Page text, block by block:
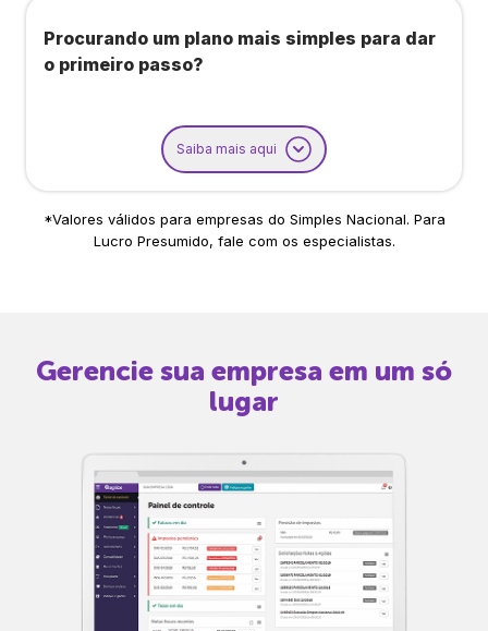
Procurando um plano mais simples para dar
o primeiro passo?
Saiba mais aqui
*Valores válidos para empresas do Simples Nacional. Para
Lucro Presumido, fale com os especialistas.
Gerencie sua empresa em um só
lugar